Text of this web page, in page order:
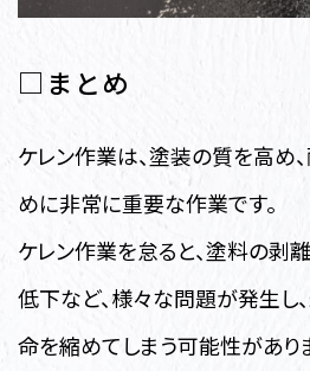
□まとめ
ケレン作業は、塗装の質を高め
めに非常に重要な作業です。
ケレン作業を怠ると、塗料の剥
低下など、様々な問題が発生し
命を縮めてしまう可能性があり